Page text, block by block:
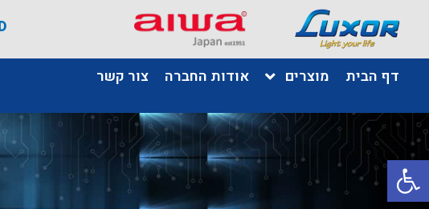
דף הבית מוצרים אודות החברה צור קשר
פתח סרגל נגישות